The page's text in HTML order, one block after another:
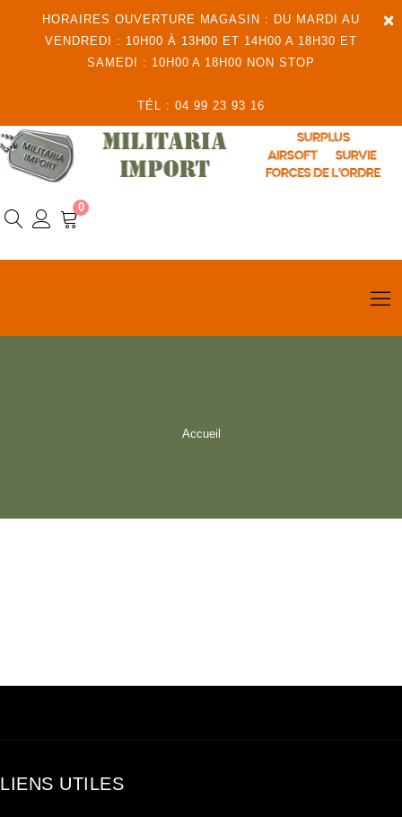
×
HORAIRES OUVERTURE MAGASIN : DU MARDI AU
VENDREDI : 10H00 À 13H00 ET 14H00 A 18H30 ET
SAMEDI : 10H00 A 18H00 NON STOP
TÉL : 04 99 23 93 16
0
Accueil
LIENS UTILES